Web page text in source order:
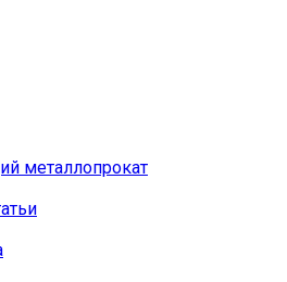
металлопрокат